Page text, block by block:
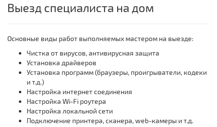
Выезд специалиста на дом
Основные виды работ выполняемых мастером на выезде:
Чистка от вирусов, антивирусная защита
Установка драйверов
Установка программ (браузеры, проигрыватели, кодеки
и т.д.)
Настройка интернет соединения
Настройка Wi-Fi роутера
Настройка локальной сети
Подключение принтера, сканера, web-камеры и т.д.